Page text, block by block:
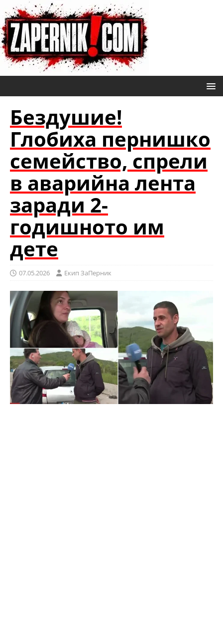
Бездушие!
Глобиха пернишко
семейство, спрели
в аварийна лента
заради 2-
годишното им
дете
07.05.2026 Eкип ЗаПерник